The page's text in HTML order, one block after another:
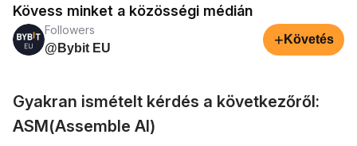
Kövess minket a közösségi médián
Followers
@Bybit EU
+ Követés
Gyakran ismételt kérdés a következőről:
ASM(Assemble AI)